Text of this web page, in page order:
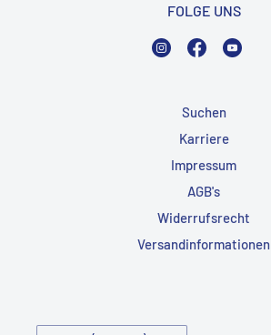
FOLGE UNS
InstagramFacebook
Suchen
Karriere
Impressum
AGB's
Widerrufsrecht
Versandinformationen